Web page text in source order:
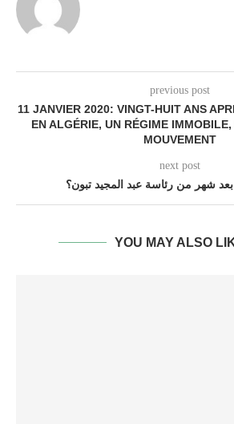
previous post
11 JANVIER 2020: VINGT-HUIT ANS
EN ALGÉRIE, UN RÉGIME
MOUVEMENT
next post
بعد شهر من رئاسة عبد المجيد تبون؟
YOU MAY ALSO